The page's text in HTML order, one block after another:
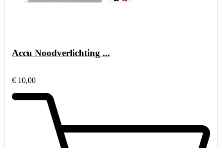
Accu Noodverlichting ...
€ 10,00